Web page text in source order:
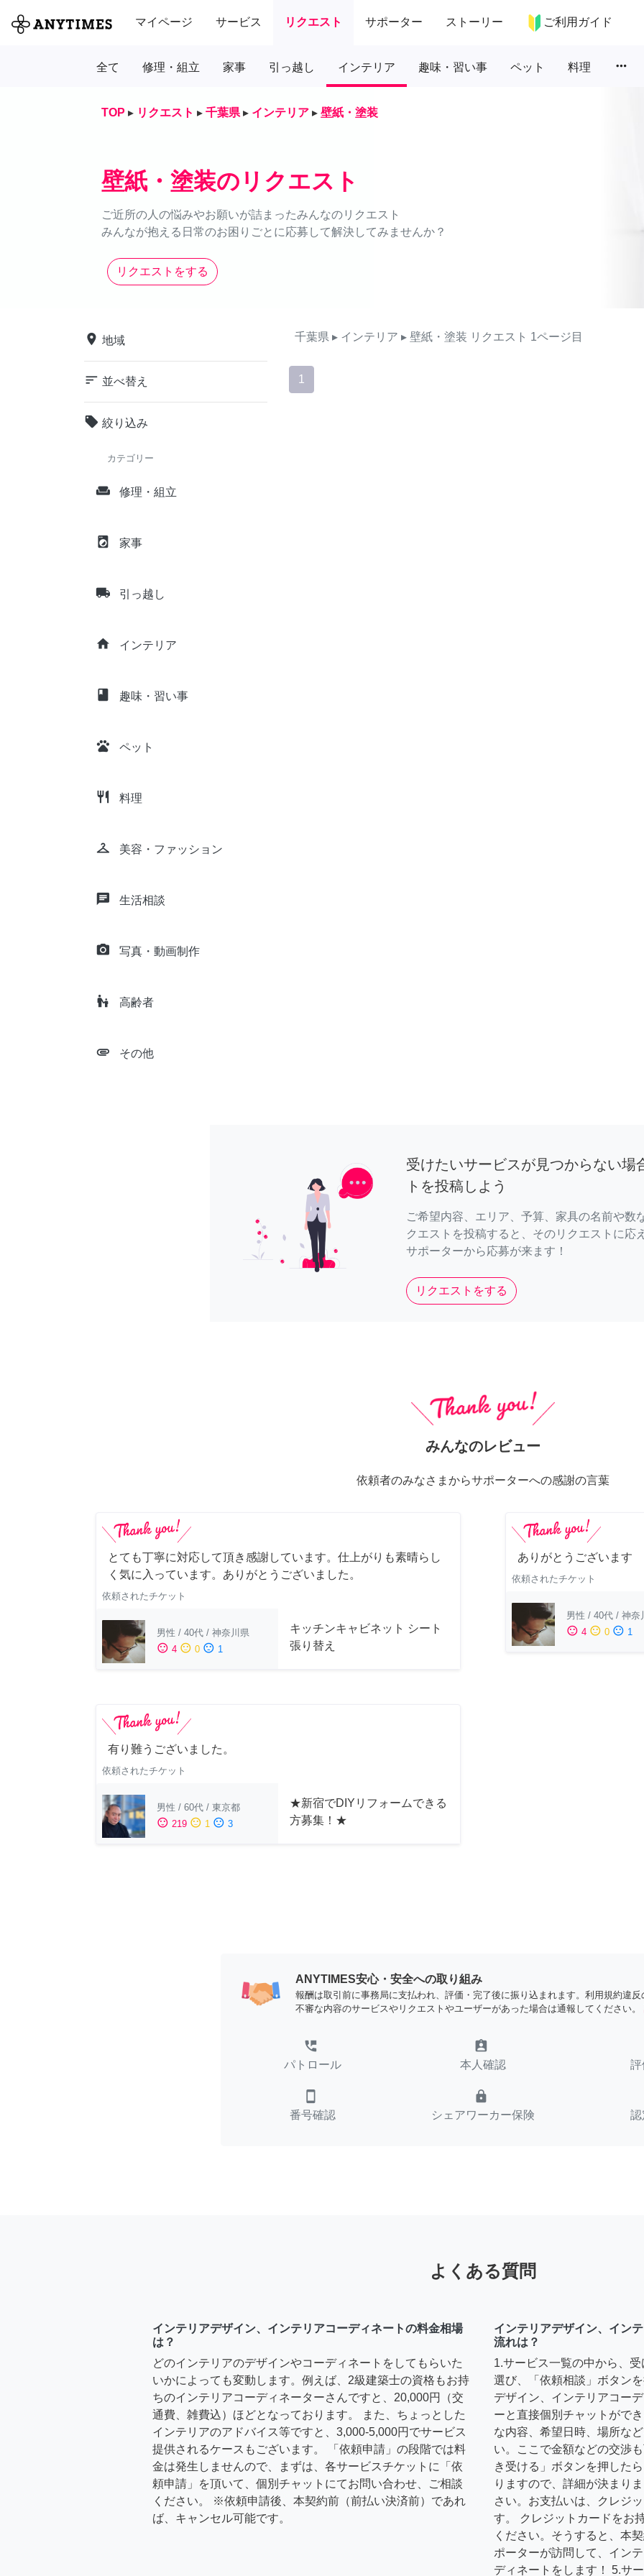
マイページ サービス リクエスト サポーター ストーリー ご利用ガイド
全て 修理・組立 家事 引っ越し インテリア 趣味・習い事 ペット 料理 more_horiz
TOP ▸ リクエスト ▸ 千葉県 ▸ インテリア ▸ 壁紙・塗装
壁紙・塗装のリクエスト
ご近所の人の悩みやお願いが詰まったみんなのリクエスト
みんなが抱える日常のお困りごとに応募して解決してみませんか？
リクエストをする
place 地域
sort 並べ替え
local_offer 絞り込み
カテゴリー
weekend 修理・組立
local_laundry_service 家事
local_shipping 引っ越し
home インテリア
class 趣味・習い事
pets ペット
restaurant 料理
checkroom 美容・ファッション
chat 生活相談
camera_alt 写真・動画制作
escalator_warning 高齢者
attachment その他
千葉県 ▸ インテリア ▸ 壁紙・塗装 リクエスト 1ページ目
1
受けたいサービスが見つからない場
トを投稿しよう
ご希望内容、エリア、予算、家具の名前や数
クエストを投稿すると、そのリクエストに応
サポーターから応募が来ます！
リクエストをする
みんなのレビュー
依頼者のみなさまからサポーターへの感謝の言葉
とても丁寧に対応して頂き感謝しています。仕上がりも素晴らし
く気に入っています。ありがとうございました。
依頼されたチケット
男性 / 40代 / 神奈川県
sentiment_satisfied 4 sentiment_neutral 0 sentiment_dissatisfied 1
キッチンキャビネット シート
張り替え
ありがとうございます
依頼されたチケット
男性 / 40代 / 神奈
sentiment_satisfied 4 sentiment_neutral 0 sentiment_dissatisfied 1
有り難うございました。
依頼されたチケット
男性 / 60代 / 東京都
sentiment_satisfied 219 sentiment_neutral 1 sentiment_dissatisfied 3
★新宿でDIYリフォームできる
方募集！★
ANYTIMES安心・安全への取り組み
報酬は取引前に事務局に支払われ、評価・完了後に振り込まれます。利用規約違反
不審な内容のサービスやリクエストやユーザーがあった場合は通報してください。
perm_phone_msg
パトロール
assignment_ind
本人確認
smartphone
番号確認
lock
シェアワーカー保険
よくある質問
インテリアデザイン、インテリアコーディネートの料金相場
は？
どのインテリアのデザインやコーディネートをしてもらいた
いかによっても変動します。例えば、2級建築士の資格もお持
ちのインテリアコーディネーターさんですと、20,000円（交
通費、雑費込）ほどとなっております。 また、ちょっとした
インテリアのアドバイス等ですと、3,000-5,000円でサービス
提供されるケースもございます。 「依頼申請」の段階では料
金は発生しませんので、まずは、各サービスチケットに「依
頼申請」を頂いて、個別チャットにてお問い合わせ、ご相談
ください。 ※依頼申請後、本契約前（前払い決済前）であれ
ば、キャンセル可能です。
インテリアデザイン、イン
流れは？
1.サービス一覧の中から、
選び、「依頼相談」ボタン
デザイン、インテリアコー
ーと直接個別チャットがで
な内容、希望日時、場所な
い。ここで金額などの交渉
き受ける」ボタンを押した
りますので、詳細が決まり
さい。お支払いは、クレジ
す。 クレジットカードをお
ください。そうすると、本
ポーターが訪問して、イン
ディネートをします！ 5.サ